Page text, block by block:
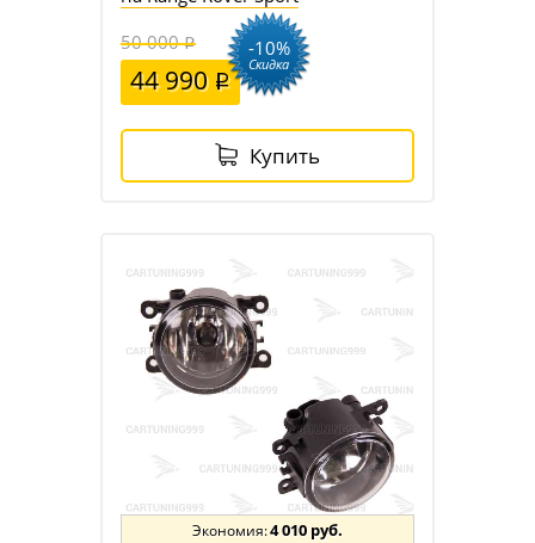
50 000
44 990
-10%
Скидка
Купить
4 010 руб.